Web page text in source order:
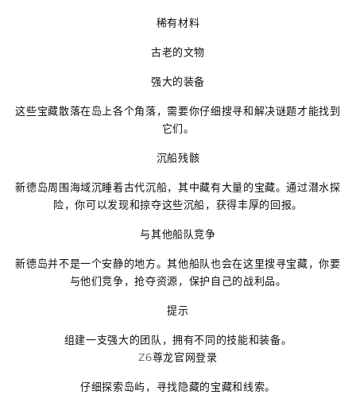
稀有材料
古老的文物
强大的装备
这些宝藏散落在岛上各个角落，需要你仔细搜寻和解决谜题才能找到
它们。
沉船残骸
新德岛周围海域沉睡着古代沉船，其中藏有大量的宝藏。通过潜水探
险，你可以发现和掠夺这些沉船，获得丰厚的回报。
与其他船队竞争
新德岛并不是一个安静的地方。其他船队也会在这里搜寻宝藏，你要
与他们竞争，抢夺资源，保护自己的战利品。
提示
组建一支强大的团队，拥有不同的技能和装备。
Z6尊龙官网登录
仔细探索岛屿，寻找隐藏的宝藏和线索。